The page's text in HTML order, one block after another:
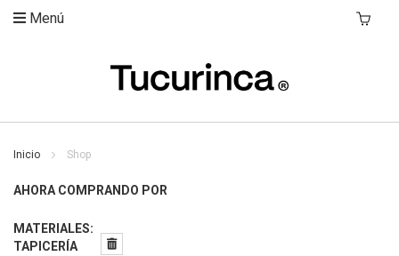
Menú Mi
Inicio Shop
AHORA COMPRANDO POR
MATERIALES
TAPICERÍA